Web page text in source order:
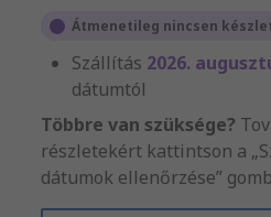
Átmenetileg nincsen
Szállítás 2026.
dátumtól
Többre van szüksége?
részletekért kattintson a
dátumok ellenőrzése”